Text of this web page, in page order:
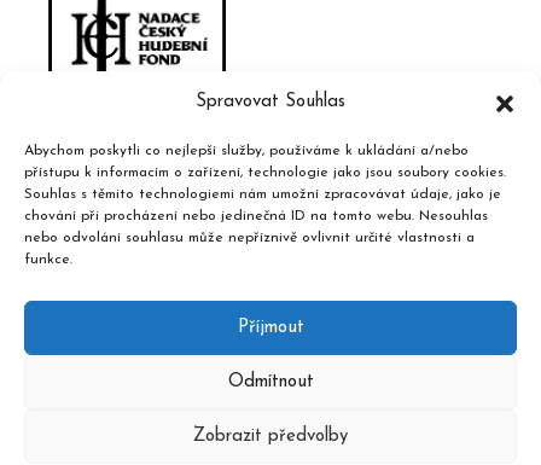
Spravovat Souhlas
Abychom poskytli co nejlepší služby, používáme k ukládání a/nebo
přístupu k informacím o zařízení, technologie jako jsou soubory cookies.
Souhlas s těmito technologiemi nám umožní zpracovávat údaje, jako je
chování při procházení nebo jedinečná ID na tomto webu. Nesouhlas
nebo odvolání souhlasu může nepříznivě ovlivnit určité vlastnosti a
funkce.
Příjmout
Odmítnout
Zobrazit předvolby